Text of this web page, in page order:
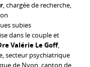
, chargée de recherche,
subies
dans le couple et
Valérie Le Goff,
secteur psychiatrique
de Nyon, canton de